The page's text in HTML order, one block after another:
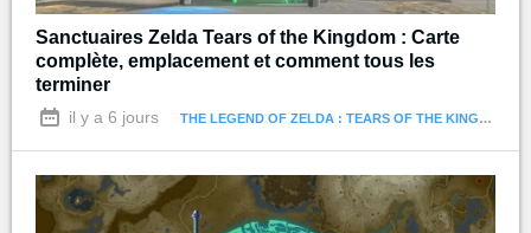
Sanctuaires Zelda Tears of the Kingdom : Carte
complète, emplacement et comment tous les
terminer
il y a 6 jours THE LEGEND OF ZELDA : TEARS OF THE KINGDOM